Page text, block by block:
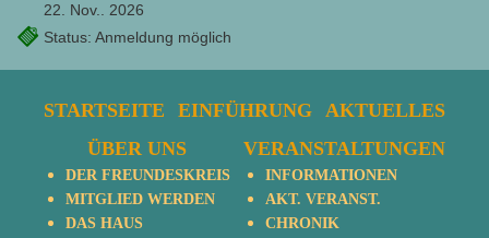
22. Nov.. 2026
Status: Anmeldung möglich
STARTSEITE EINFÜHRUNG
AKTUELLES
ÜBER UNS
DER FREUNDESKREIS
MITGLIED WERDEN
DAS HAUS
VERANSTALTUNGEN
INFORMATIONEN
AKT. VERANST.
CHRONIK